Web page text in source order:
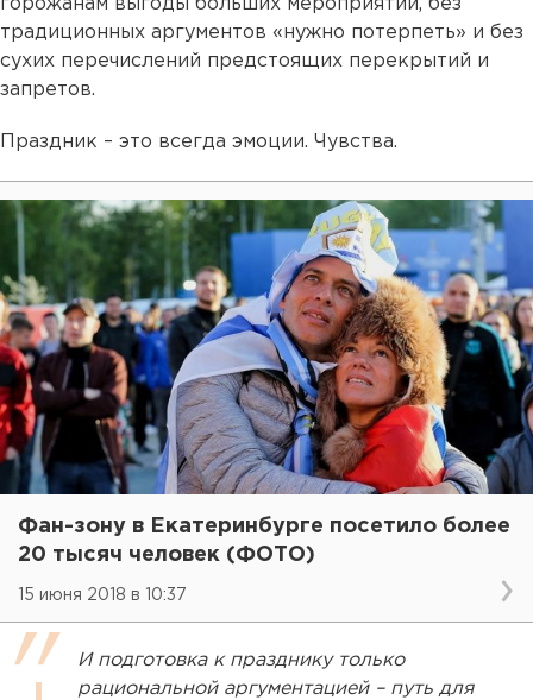
горожанам выгоды больших мероприятий, без
традиционных аргументов «нужно потерпеть» и без
сухих перечислений предстоящих перекрытий и
запретов.
Праздник – это всегда эмоции. Чувства.
Фан-зону в Екатеринбурге посетило более
20 тысяч человек (ФОТО)
15 июня 2018 в 10:37
И подготовка к празднику только
рациональной аргументацией – путь для